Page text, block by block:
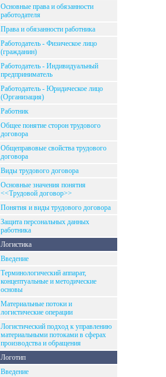
Основные права и обязанности
работодателя
Права и обязанности работника
Работодатель - Физическое лицо
(гражданин)
Работодатель - Индивидуальный
предприниматель
Работодатель - Юридическое лицо
(Организация)
Работник
Общее понятие сторон трудового
договора
Общеправовые свойства трудового
договора
Виды трудового договора
Основные значения понятия
<<Трудовой договор>>
Понятия и виды трудового договора
Защита персональных данных
работника
Логистика
Введение
Терминологический аппарат,
концептуальные и методические
основы
Материальные потоки и
логистические операции
Логистический подход к управлению
материальными потоками в сферах
производства и обращения
Логотип
Введение